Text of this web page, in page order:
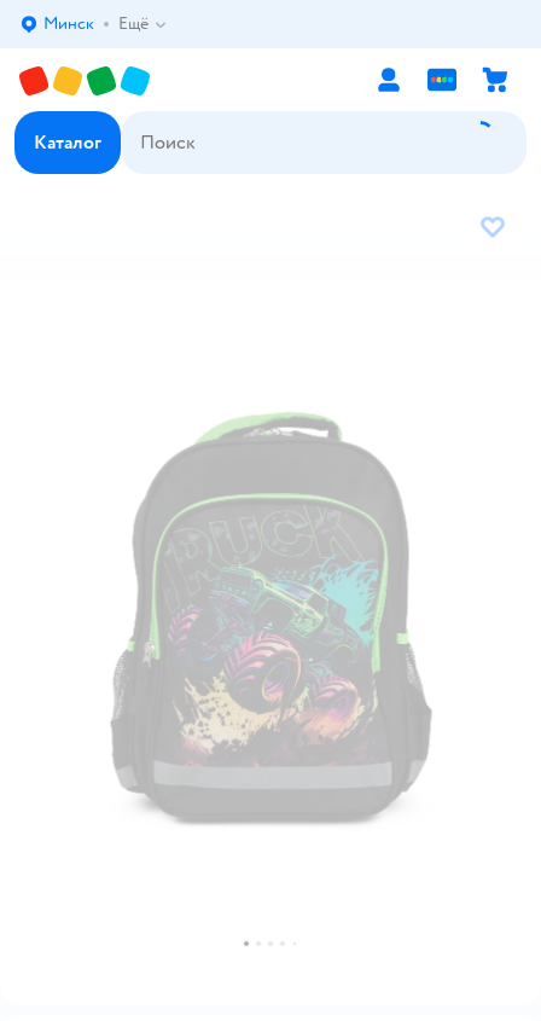
Выбор адреса доставки.
Минск Ещё
Каталог
В